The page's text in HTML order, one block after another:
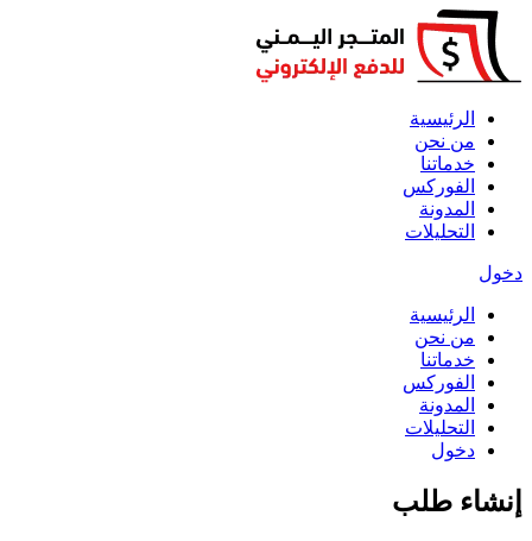
الرئيسية
من نحن
خدماتنا
الفوركس
المدونة
التحليلات
دخول
الرئيسية
من نحن
خدماتنا
الفوركس
المدونة
التحليلات
دخول
إنشاء طلب